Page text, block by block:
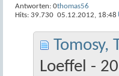
Antworten: 0
Hits: 39.730
thomas56
05.12.2012, 18:48
Tomosy,
Loeffel -